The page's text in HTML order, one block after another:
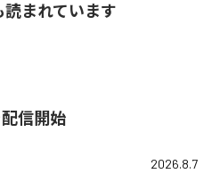
読まれています
配信開始
2026.8.7